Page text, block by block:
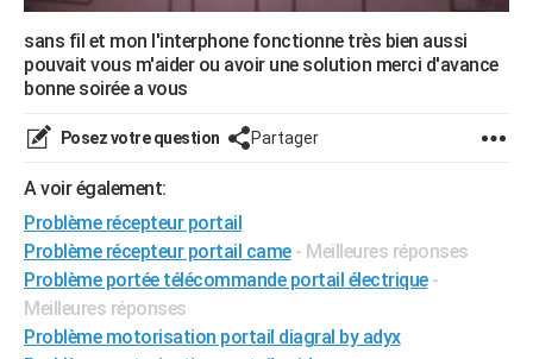
sans fil et mon l'interphone fonctionne très bien aussi
pouvait vous m'aider ou avoir une solution merci d'avance
bonne soirée a vous
Posez votre question Partager
A voir également:
Problème récepteur portail
Problème récepteur portail came - Meilleures réponses
Problème portée télécommande portail électrique -
Meilleures réponses
Problème motorisation portail diagral by adyx